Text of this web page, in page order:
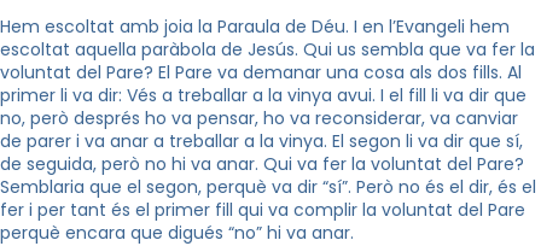
Hem escoltat amb joia la Paraula de Déu. I en l’Evangeli hem
escoltat aquella paràbola de Jesús. Qui us sembla que va fer la
voluntat del Pare? El Pare va demanar una cosa als dos fills. Al
primer li va dir: Vés a treballar a la vinya avui. I el fill li va dir que
no, però després ho va pensar, ho va reconsiderar, va canviar
de parer i va anar a treballar a la vinya. El segon li va dir que sí,
de seguida, però no hi va anar. Qui va fer la voluntat del Pare?
Semblaria que el segon, perquè va dir “sí”. Però no és el dir, és el
fer i per tant és el primer fill qui va complir la voluntat del Pare
perquè encara que digués “no” hi va anar.